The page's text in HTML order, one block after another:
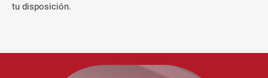
tu disposición.